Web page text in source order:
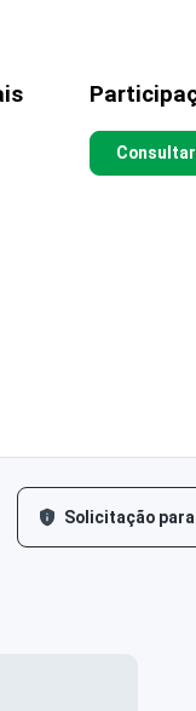
Consultar
Solicitação